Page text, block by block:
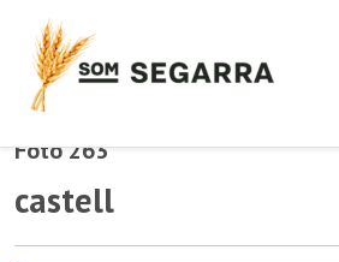
Foto 263
castell